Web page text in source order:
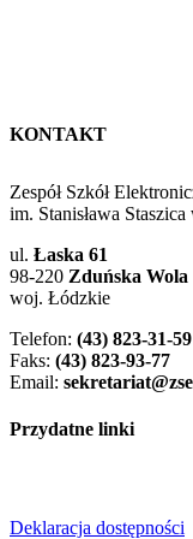
KONTAKT
Zespół Szkół
im. Stanisława
ul. Łaska 61
98-220 Zduńska Wola
woj. Łódzkie
Telefon: (43) 823-31-59
Faks: (43) 823-93-77
Email:
Przydatne linki
Deklaracja dostępności